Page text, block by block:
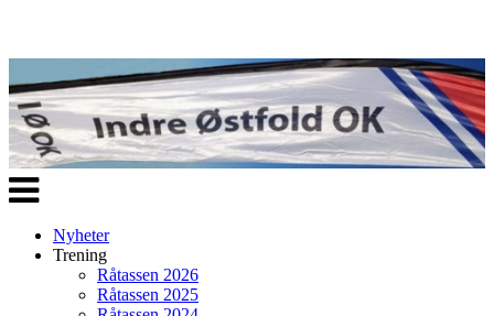
Veksle
navigasjon
Nyheter
Trening
Råtassen 2026
Råtassen 2025